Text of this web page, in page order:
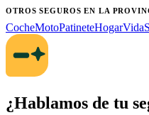
OTROS SEGUROSEN LA
CocheMotoPatineteHogarVida
¿Hablamos de tu